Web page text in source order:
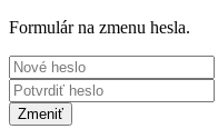
Formulár na zmenu hesla.
Zmeniť